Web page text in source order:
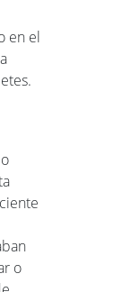
en el
o